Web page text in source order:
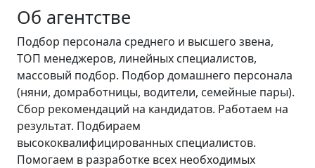
Об агентстве
Подбор персонала среднего и высшего звена,
ТОП менеджеров, линейных специалистов,
массовый подбор. Подбор домашнего персонала
(няни, домработницы, водители, семейные пары).
Сбор рекомендаций на кандидатов. Работаем на
результат. Подбираем
высококвалифицированных специалистов.
Помогаем в разработке всех необходимых